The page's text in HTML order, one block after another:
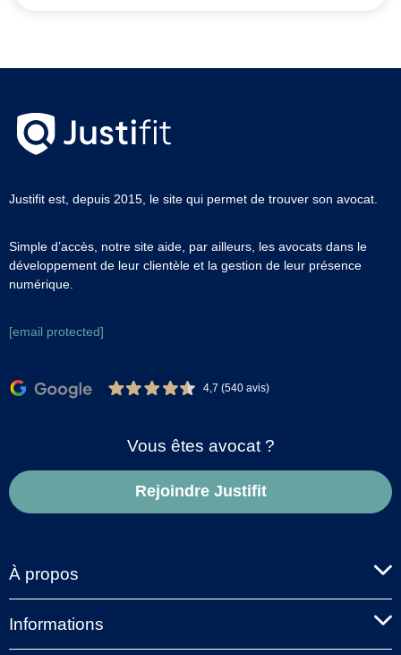
Justifit est, depuis 2015, le site qui permet de trouver son avocat.
Simple d’accès, notre site aide, par ailleurs, les avocats dans le
développement de leur clientèle et la gestion de leur présence
numérique.
[email protected]
4,7 (540 avis)
Vous êtes avocat ?
Rejoindre Justifit
À propos
Informations